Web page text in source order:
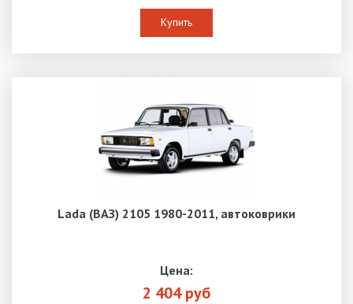
Купить
Lada (ВАЗ) 2105 1980-2011, автоковрики
Цена:
2 404 руб